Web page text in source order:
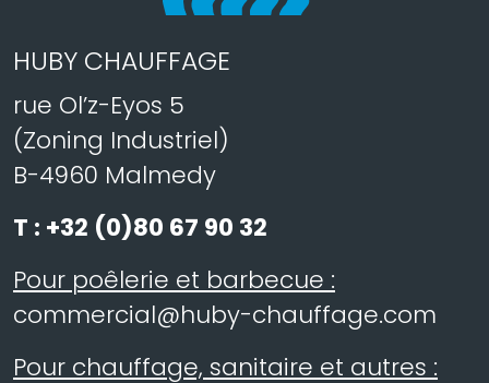
HUBY CHAUFFAGE
rue Ol’z-Eyos 5
(Zoning Industriel)
B-4960 Malmedy
T : +32 (0)80 67 90 32
Pour poêlerie et barbecue :
commercial@huby-chauffage.com
Pour chauffage, sanitaire et autres :